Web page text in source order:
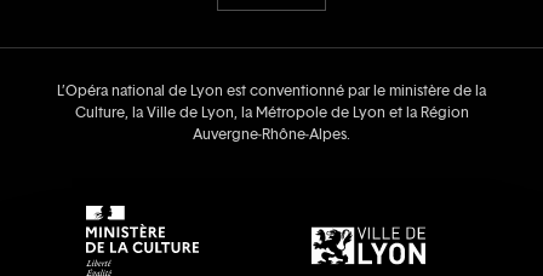
L’Opéra national de Lyon est conventionné par le ministère de la
Culture, la Ville de Lyon, la Métropole de Lyon et la Région
Auvergne‑Rhône‑Alpes.